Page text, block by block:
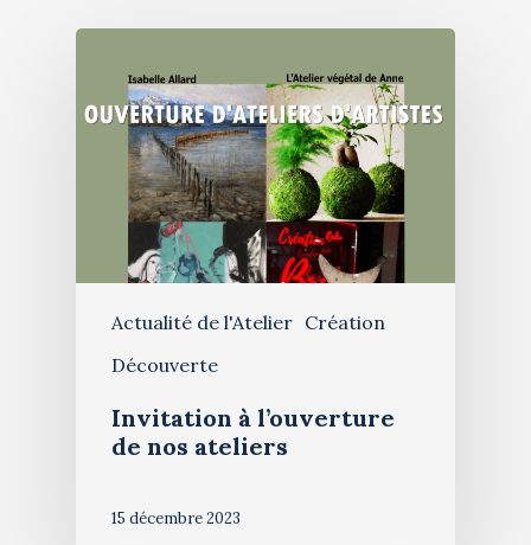
Actualité de l'Atelier Création
Découverte
Invitation à l’ouverture
de nos ateliers
15 décembre 2023
Artiste
Bio & histoire
Restauration de
Stages de peinture
Galerie
Blog
Contact
Exposition 2026